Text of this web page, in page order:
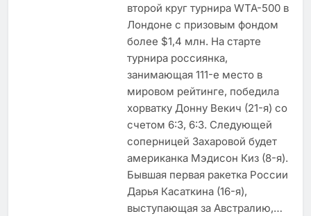
второй круг турнира WTA-500 в
Лондоне с призовым фондом
более $1,4 млн. На старте
турнира россиянка,
занимающая 111-е место в
мировом рейтинге, победила
хорватку Донну Векич (21-я) со
счетом 6:3, 6:3. Следующей
соперницей Захаровой будет
американка Мэдисон Киз (8-я).
Бывшая первая ракетка России
Дарья Касаткина (16-я),
выступающая за Австралию,…